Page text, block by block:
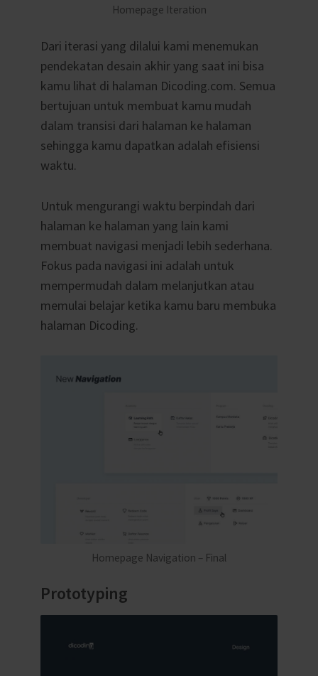
Homepage Iteration
Dari iterasi yang dilalui kami menemukan
pendekatan desain akhiryang saat ini bisa
kamu lihat di halaman Dicoding.com. Semua
bertujuan untuk membuat kamu mudah
dalam transisi dari halaman ke halaman
sehingga kamu dapatkan adalah efisiensi
waktu.
Untuk mengurangi waktu berpindah dari
halaman ke halaman yang lain kami
membuat navigasi menjadi lebih sederhana.
Fokus pada navigasi ini adalah untuk
mempermudah dalam melanjutkan atau
memulai belajar ketika kamu baru membuka
halaman Dicoding.
Homepage Navigation – Final
Prototyping